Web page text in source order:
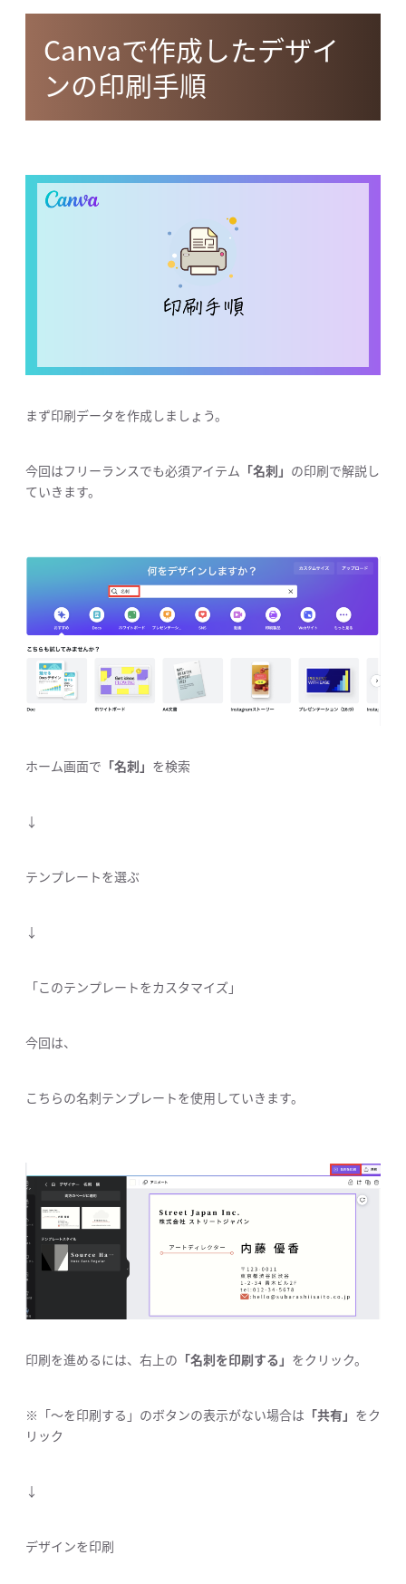
Canvaで作成したデザイ
ンの印刷手順
まず印刷データを作成しましょう。
今回はフリーランスでも必須アイテム 「名刺」 の印刷で解説し
ていきます。
ホーム画面で 「名刺」 を検索
↓
テンプレートを選ぶ
↓
「このテンプレートをカスタマイズ」
今回は、
こちらの名刺テンプレートを使用していきます。
印刷を進めるには、右上の 「名刺を印刷する」 をクリック。
※「〜を印刷する」のボタンの表示がない場合は 「共有」 をク
リック
↓
デザインを印刷